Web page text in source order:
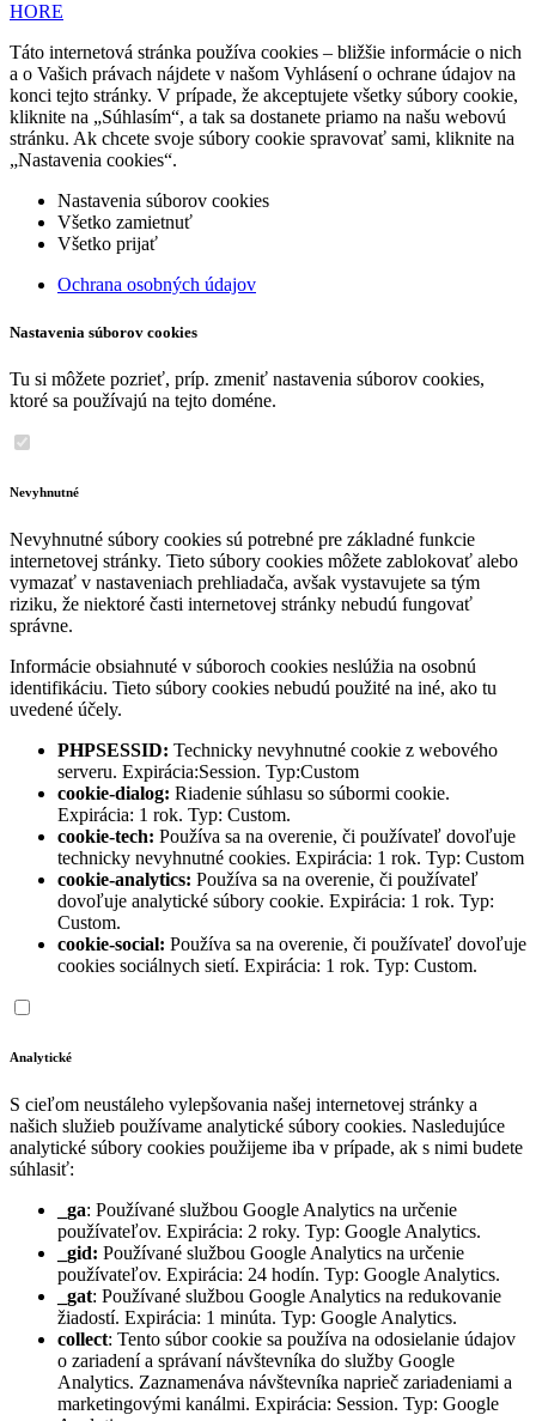
HORE
Táto internetová stránka používa cookies – bližšie informácie o nich
a o Vašich právach nájdete v našom Vyhlásení o ochrane údajov na
konci tejto stránky. V prípade, že akceptujete všetky súbory cookie,
kliknite na „Súhlasím“, a tak sa dostanete priamo na našu webovú
stránku. Ak chcete svoje súbory cookie spravovať sami, kliknite na
„Nastavenia cookies“.
Nastavenia súborov cookies
Všetko zamietnuť
Všetko prijať
Ochrana osobných údajov
Nastavenia súborov cookies
Tu si môžete pozrieť, príp. zmeniť nastavenia súborov cookies,
ktoré sa používajú na tejto doméne.
Nevyhnutné
Nevyhnutné súbory cookies sú potrebné pre základné funkcie
internetovej stránky. Tieto súbory cookies môžete zablokovať alebo
vymazať v nastaveniach prehliadača, avšak vystavujete sa tým
riziku, že niektoré časti internetovej stránky nebudú fungovať
správne.
Informácie obsiahnuté v súboroch cookies neslúžia na osobnú
identifikáciu. Tieto súbory cookies nebudú použité na iné, ako tu
uvedené účely.
PHPSESSID: Technicky nevyhnutné cookie z webového
serveru. Expirácia:Session. Typ:Custom
cookie-dialog: Riadenie súhlasu so súbormi cookie.
Expirácia: 1 rok. Typ: Custom.
cookie-tech: Používa sa na overenie, či používateľ dovoľuje
technicky nevyhnutné cookies. Expirácia: 1 rok. Typ: Custom
cookie-analytics: Používa sa na overenie, či používateľ
dovoľuje analytické súbory cookie. Expirácia: 1 rok. Typ:
Custom.
cookie-social: Používa sa na overenie, či používateľ dovoľuje
cookies sociálnych sietí. Expirácia: 1 rok. Typ: Custom.
Analytické
S cieľom neustáleho vylepšovania našej internetovej stránky a
našich služieb používame analytické súbory cookies. Nasledujúce
analytické súbory cookies použijeme iba v prípade, ak s nimi budete
súhlasiť:
_ga: Používané službou Google Analytics na určenie
používateľov. Expirácia: 2 roky. Typ: Google Analytics.
_gid: Používané službou Google Analytics na určenie
používateľov. Expirácia: 24 hodín. Typ: Google Analytics.
_gat: Používané službou Google Analytics na redukovanie
žiadostí. Expirácia: 1 minúta. Typ: Google Analytics.
collect: Tento súbor cookie sa používa na odosielanie údajov
o zariadení a správaní návštevníka do služby Google
Analytics. Zaznamenáva návštevníka naprieč zariadeniami a
marketingovými kanálmi. Expirácia: Session. Typ: Google